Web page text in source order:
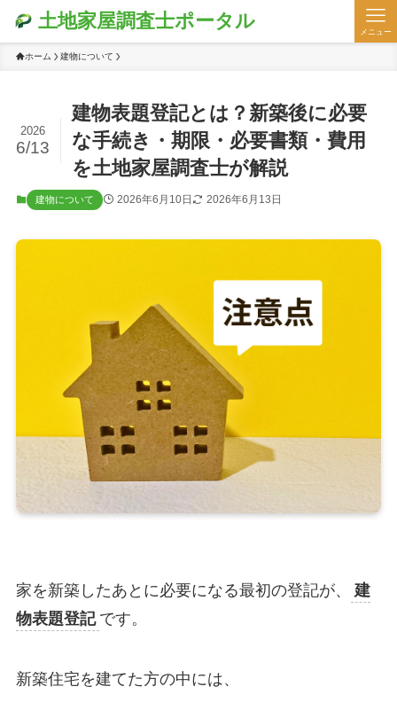
土地家屋調査士ポータル メニュー
ホーム 建物について
建物表題登記とは？新築後に必要
な手続き・期限・必要書類・費用
を土地家屋調査士が解説
2026
6/13
建物について 2026年6月10日 2026年6月13日
家を新築したあとに必要になる最初の登記が、
建
物表題登記 です。
新築住宅を建てた方の中には、